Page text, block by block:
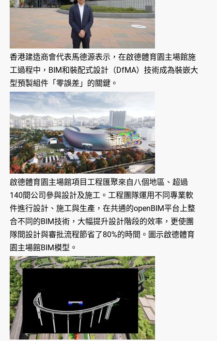
香港建造商會代表馬德源表示，在啟德體育園主場館施
工過程中，BIM和裝配式設計（DfMA）技術成為裝嵌大
型預製組件「零誤差」的關鍵。
啟德體育園主場館項目工程匯聚來自八個地區、超過
140間公司參與設計及施工。工程團隊運用不同專業軟
件進行設計、施工與生產，在共通的openBIM平台上整
合不同的BIM技術，大幅提升設計階段的效率，更使團
隊間設計與審批流程節省了80%的時間。圖示啟德體育
園主場館BIM模型。